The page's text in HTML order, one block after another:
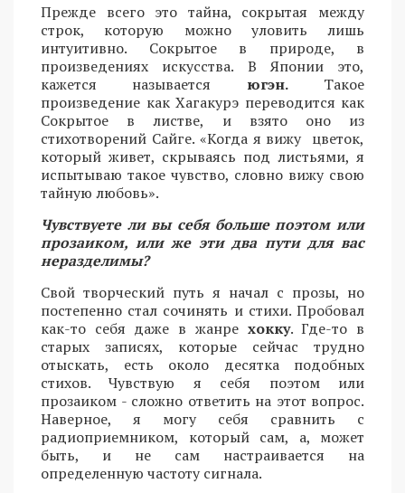
Прежде всего это тайна, сокрытая между
строк, которую можно уловить лишь
интуитивно. Сокрытое в природе, в
произведениях искусства. В Японии это,
кажется называется югэн.Такое
произведение как Хагакурэ переводится как
Сокрытое в листве, и взято оно из
стихотворений Сайге. «Когда я вижу цветок,
который живет, скрываясь под листьями, я
испытываю такое чувство, словно вижу свою
тайную любовь».
Чувствуете ли вы себя больше поэтом или
прозаиком, или же эти два пути для вас
неразделимы?
Свой творческий путь я начал с прозы, но
постепенно стал сочинять и стихи. Пробовал
как-то себя даже в жанре хокку. Где-то в
старых записях, которые сейчас трудно
отыскать, есть около десятка подобных
стихов. Чувствую я себя поэтом или
прозаиком - сложно ответить на этот вопрос.
Наверное, я могу себя сравнить с
радиоприемником, который сам, а, может
быть, и не сам настраивается на
определенную частоту сигнала.